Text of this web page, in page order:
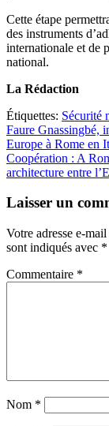
Cette étape
des instruments
internationale et de
national.
La Rédaction
Étiquettes: Sécurité
Navigation
de
l’article
Faure Gnassingbé,
Europe à Rome en
Coopération : A
architecture entre
Laisser un
Votre adresse e-
sont indiqués avec *
Commentaire *
Nom *